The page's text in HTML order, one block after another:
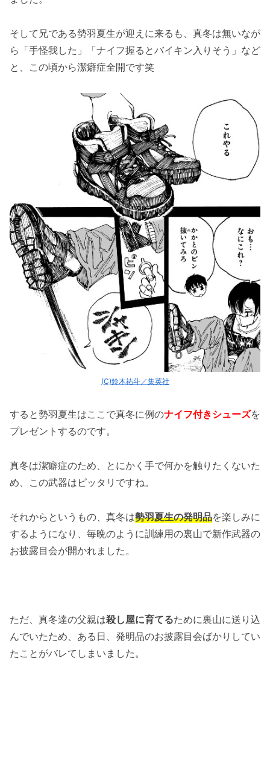
そして兄である勢羽夏生が迎えに来るも、真冬は無いなが
ら「手怪我した」「ナイフ握るとバイキン入りそう」など
と、この頃から潔癖症全開です笑
(C)鈴木祐斗／集英社
すると勢羽夏生はここで真冬に例のナイフ付きシューズを
プレゼントするのです。
真冬は潔癖症のため、とにかく手で何かを触りたくないた
め、この武器はピッタリですね。
それからというもの、真冬は勢羽夏生の発明品を楽しみに
するようになり、毎晩のように訓練用の裏山で新作武器の
お披露目会が開かれました。
ただ、真冬達の父親は殺し屋に育てるために裏山に送り込
んでいたため、ある日、発明品のお披露目会ばかりしてい
たことがバレてしまいました。